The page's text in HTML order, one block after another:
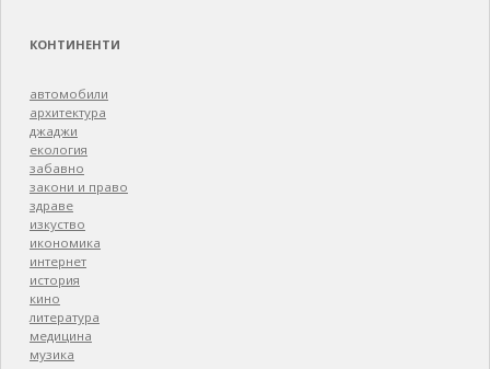
КОНТИНЕНТИ
автомобили
архитектура
джаджи
екология
забавно
закони и право
здраве
изкуство
икономика
интернет
история
кино
литература
медицина
музика